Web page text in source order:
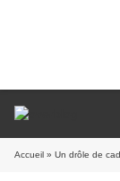
Accueil » Un drôle de